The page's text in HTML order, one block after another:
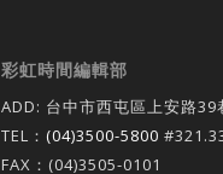
彩虹時間編輯部
ADD: 台中市西屯區上安路39
TEL： (04)3500-5800
FAX：(04)3505-0101